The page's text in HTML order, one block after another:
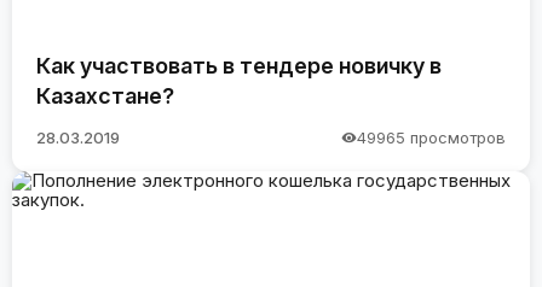
Как участвовать в тендере новичку в
Казахстане?
28.03.2019 49965 просмотров